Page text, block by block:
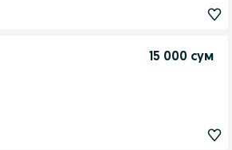
15 000 сум